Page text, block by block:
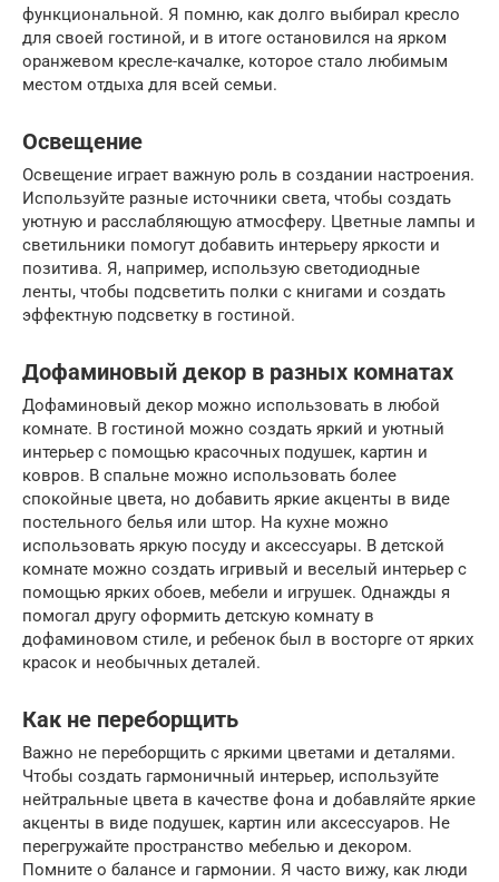
функциональной. Я помню, как долго выбирал кресло
для своей гостиной, и в итоге остановился на ярком
оранжевом кресле-качалке, которое стало любимым
местом отдыха для всей семьи.
Освещение
Освещение играет важную роль в создании настроения.
Используйте разные источники света, чтобы создать
уютную и расслабляющую атмосферу. Цветные лампы и
светильники помогут добавить интерьеру яркости и
позитива. Я, например, использую светодиодные
ленты, чтобы подсветить полки с книгами и создать
эффектную подсветку в гостиной.
Дофаминовый декор в разных комнатах
Дофаминовый декор можно использовать в любой
комнате. В гостиной можно создать яркий и уютный
интерьер с помощью красочных подушек, картин и
ковров. В спальне можно использовать более
спокойные цвета, но добавить яркие акценты в виде
постельного белья или штор. На кухне можно
использовать яркую посуду и аксессуары. В детской
комнате можно создать игривый и веселый интерьер с
помощью ярких обоев, мебели и игрушек. Однажды я
помогал другу оформить детскую комнату в
дофаминовом стиле, и ребенок был в восторге от ярких
красок и необычных деталей.
Как не переборщить
Важно не переборщить с яркими цветами и деталями.
Чтобы создать гармоничный интерьер, используйте
нейтральные цвета в качестве фона и добавляйте яркие
акценты в виде подушек, картин или аксессуаров. Не
перегружайте пространство мебелью и декором.
Помните о балансе и гармонии. Я часто вижу, как люди